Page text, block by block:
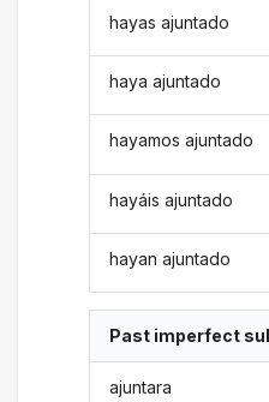
hayas ajuntado
haya ajuntado
hayamos ajuntado
hayáis ajuntado
hayan ajuntado
Past imperfect
ajuntara